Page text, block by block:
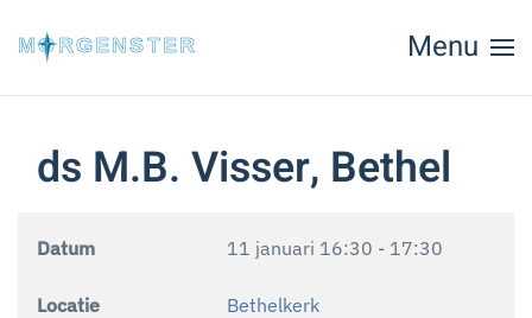
Menu
ds M.B. Visser, Bethel
Datum 11 januari 16:30 - 17:30
Locatie Bethelkerk